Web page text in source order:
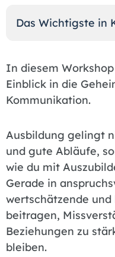
Das Wichtigste in
In diesem
Einblick in die
Kommunikation.
Ausbildung gelingt
und gute Abläufe,
wie du mit
Gerade in
wertschätzende
beitragen,
Beziehungen zu
bleiben.